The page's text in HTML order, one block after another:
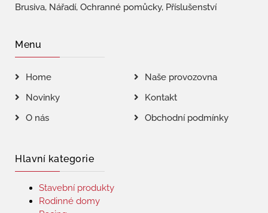
Brusiva, Nářadí, Ochranné pomůcky, Příslušenství
Menu
Home
Naše provozovna
Novinky
Kontakt
O nás
Obchodní podmínky
Hlavní kategorie
Stavební produkty
Rodinné domy